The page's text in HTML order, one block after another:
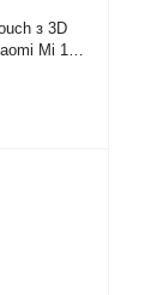
з 3D
Mi 11